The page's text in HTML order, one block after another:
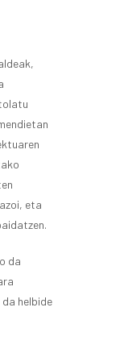
eta
da
helbide